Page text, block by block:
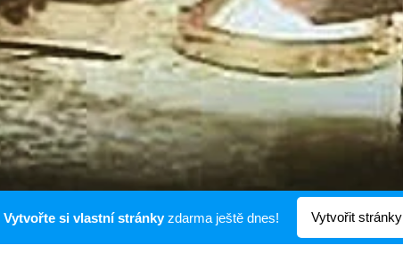
Vytvořte si vlastní stránkyzdarma ještě dnes! Vytvořit stránky